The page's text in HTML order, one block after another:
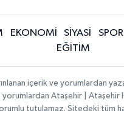
EKONOMİ SİYASİ SPOR
EĞİTİM
içerik ve yorumlardan
yorumlardan Ataşehir |
tutulamaz. Sitedeki tüm